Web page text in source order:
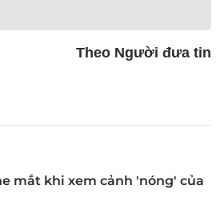
Theo Người đưa tin
mắt khi xem cảnh 'nóng' của